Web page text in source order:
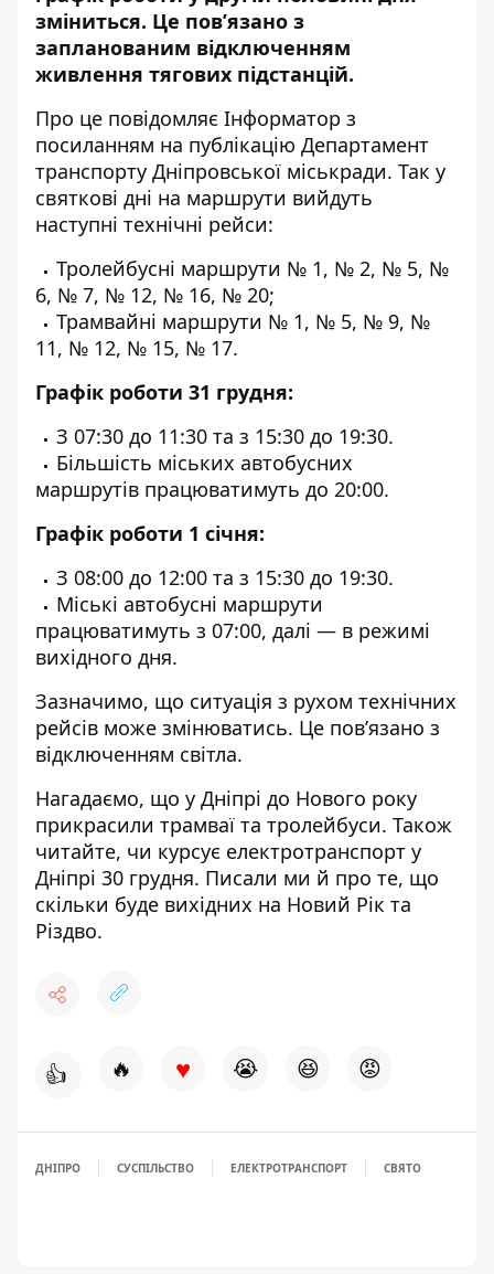
зміниться. Це пов’язано з
запланованим відключенням
живлення тягових підстанцій.
Про це повідомляє Інформатор з
посиланням на публікацію Департамент
транспорту Дніпровської міськради. Так у
святкові дні на маршрути вийдуть
наступні технічні рейси:
Тролейбусні маршрути № 1, № 2, № 5, №
6, № 7, № 12, № 16, № 20;
Трамвайні маршрути № 1, № 5, № 9, №
11, № 12, № 15, № 17.
Графік роботи 31 грудня:
З 07:30 до 11:30 та з 15:30 до 19:30.
Більшість міських автобусних
маршрутів працюватимуть до 20:00.
Графік роботи 1 січня:
З 08:00 до 12:00 та з 15:30 до 19:30.
Міські автобусні маршрути
працюватимуть з 07:00, далі — в режимі
вихідного дня.
Зазначимо, що ситуація з рухом технічних
рейсів може змінюватись. Це пов’язано з
відключенням світла.
Нагадаємо, що у Дніпрі до Нового року
прикрасили трамваї та тролейбуси. Також
читайте, чи курсує електротранспорт у
Дніпрі 30 грудня. Писали ми й про те, що
скільки буде вихідних на Новий Рік та
Різдво.
👍 🔥 ♥ 😭 😆 😡
ДНІПРО СУСПІЛЬСТВО ЕЛЕКТРОТРАНСПОРТ СВЯТО